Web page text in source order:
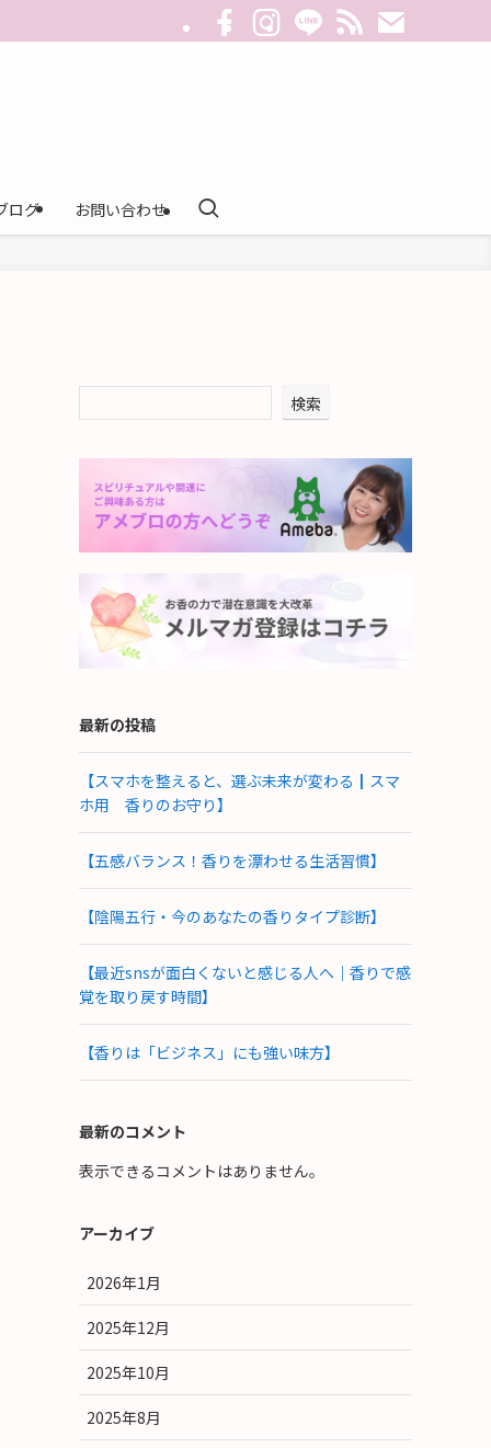
ログ お問い合わせ
検索
最新の投稿
【スマホを整えると、選ぶ未来が変わる┃スマ
ホ用 香りのお守り】
【五感バランス！香りを漂わせる生活習慣】
【陰陽五行・今のあなたの香りタイプ診断】
【最近snsが面白くないと感じる人へ｜香りで感
覚を取り戻す時間】
【香りは「ビジネス」にも強い味方】
最新のコメント
表示できるコメントはありません。
アーカイブ
2026年1月
2025年12月
2025年10月
2025年8月